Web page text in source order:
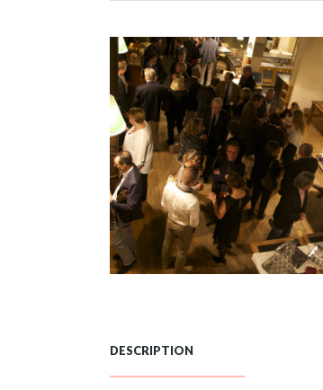
DESCRIPTION